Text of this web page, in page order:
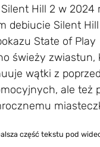
Hill 2 w 2024
debiucie Silent
State of Play
świeży zwiastun,
wątki z
ale też
część tekstu pod